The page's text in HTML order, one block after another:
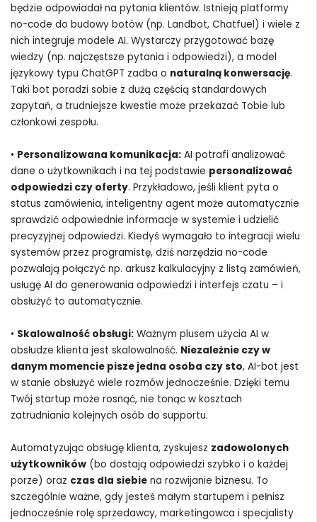
będzie odpowiadał na pytania klientów. Istnieją platformy
no-code do budowy botów (np. Landbot, Chatfuel) i wiele z
nich integruje modele AI. Wystarczy przygotować bazę
wiedzy (np. najczęstsze pytania i odpowiedzi), a model
językowy typu ChatGPT zadba o naturalną konwersację.
Taki bot poradzi sobie z dużą częścią standardowych
zapytań, a trudniejsze kwestie może przekazać Tobie lub
członkowi zespołu.
• Personalizowana komunikacja: AI potrafi analizować
dane o użytkownikach i na tej podstawie personalizować
odpowiedzi czy oferty. Przykładowo, jeśli klient pyta o
status zamówienia, inteligentny agent może automatycznie
sprawdzić odpowiednie informacje w systemie i udzielić
precyzyjnej odpowiedzi. Kiedyś wymagało to integracji wielu
systemów przez programistę, dziś narzędzia no-code
pozwalają połączyć np. arkusz kalkulacyjny z listą zamówień,
usługę AI do generowania odpowiedzi i interfejs czatu – i
obsłużyć to automatycznie.
• Skalowalność obsługi: Ważnym plusem użycia AI w
obsłudze klienta jest skalowalność. Niezależnie czy w
danym momencie pisze jedna osoba czy sto, AI-bot jest
w stanie obsłużyć wiele rozmów jednocześnie. Dzięki temu
Twój startup może rosnąć, nie tonąc w kosztach
zatrudniania kolejnych osób do supportu.
Automatyzując obsługę klienta, zyskujesz zadowolonych
użytkowników (bo dostają odpowiedzi szybko i o każdej
porze) oraz czas dla siebie na rozwijanie biznesu. To
szczególnie ważne, gdy jesteś małym startupem i pełnisz
jednocześnie rolę sprzedawcy, marketingowca i specjalisty